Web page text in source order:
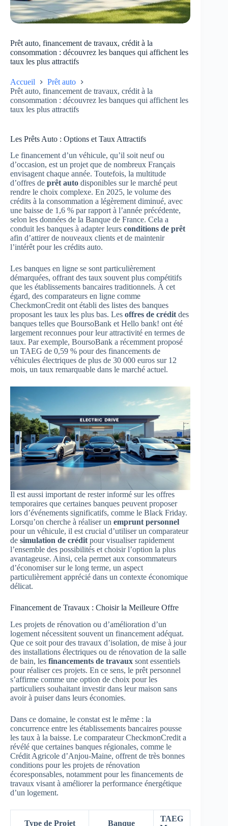
Prêt auto, financement de travaux, crédit à la
consommation : découvrez les banques qui affichent les
taux les plus attractifs
Accueil
Prêt auto
Prêt auto, financement de travaux, crédit à la
consommation : découvrez les banques qui affichent les
taux les plus attractifs
Les Prêts Auto : Options et Taux Attractifs
Le financement d’un véhicule, qu’il soit neuf ou
d’occasion, est un projet que de nombreux Français
envisagent chaque année. Toutefois, la multitude
d’offres de prêt auto disponibles sur le marché peut
rendre le choix complexe. En 2025, le volume des
crédits à la consommation a légèrement diminué, avec
une baisse de 1,6 % par rapport à l’année précédente,
selon les données de la Banque de France. Cela a
conduit les banques à adapter leurs conditions de prêt
afin d’attirer de nouveaux clients et de maintenir
l’intérêt pour les crédits auto.
Les banques en ligne se sont particulièrement
démarquées, offrant des taux souvent plus compétitifs
que les établissements bancaires traditionnels. À cet
égard, des comparateurs en ligne comme
CheckmonCredit ont établi des listes des banques
proposant les taux les plus bas. Les offres de crédit des
banques telles que BoursoBank et Hello bank! ont été
largement reconnues pour leur attractivité en termes de
taux. Par exemple, BoursoBank a récemment proposé
un TAEG de 0,59 % pour des financements de
véhicules électriques de plus de 30 000 euros sur 12
mois, un taux remarquable dans le marché actuel.
Il est aussi important de rester informé sur les offres
temporaires que certaines banques peuvent proposer
lors d’événements significatifs, comme le Black Friday.
Lorsqu’on cherche à réaliser un emprunt personnel
pour un véhicule, il est crucial d’utiliser un comparateur
de simulation de crédit pour visualiser rapidement
l’ensemble des possibilités et choisir l’option la plus
avantageuse. Ainsi, cela permet aux consommateurs
d’économiser sur le long terme, un aspect
particulièrement apprécié dans un contexte économique
délicat.
Financement de Travaux : Choisir la Meilleure Offre
Les projets de rénovation ou d’amélioration d’un
logement nécessitent souvent un financement adéquat.
Que ce soit pour des travaux d’isolation, de mise à jour
des installations électriques ou de rénovation de la salle
de bain, les financements de travaux sont essentiels
pour réaliser ces projets. En ce sens, le prêt personnel
s’affirme comme une option de choix pour les
particuliers souhaitant investir dans leur maison sans
avoir à puiser dans leurs économies.
Dans ce domaine, le constat est le même : la
concurrence entre les établissements bancaires pousse
les taux à la baisse. Le comparateur CheckmonCredit a
révélé que certaines banques régionales, comme le
Crédit Agricole d’Anjou-Maine, offrent de très bonnes
conditions pour les projets de rénovation
écoresponsables, notamment pour les financements de
travaux visant à améliorer la performance énergétique
d’un logement.
Type de Projet Banque
TAEG